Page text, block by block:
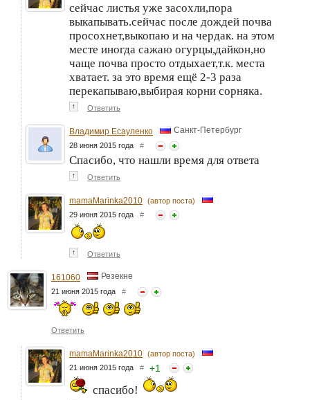
сейчас листья уже засохли,пора
выкапывать.сейчас после дождей почва
просохнет,выкопаю и на чердак. на этом
месте иногда сажаю огурцы,дайкон,но
чаще почва просто отдыхает,т.к. места
хватает. за это время ещё 2-3 раза
перекапываю,выбирая корни сорняка.
↑ Ответить
Владимир Есауленко Санкт-Петербург
28 июня 2015 года #
Спасибо, что нашли время для ответа
↑ Ответить
mamaMarinka2010 (автор поста)
29 июня 2015 года #
↑ Ответить
161060 Резекне
21 июня 2015 года #
Ответить
mamaMarinka2010 (автор поста)
21 июня 2015 года # +1
спасибо!